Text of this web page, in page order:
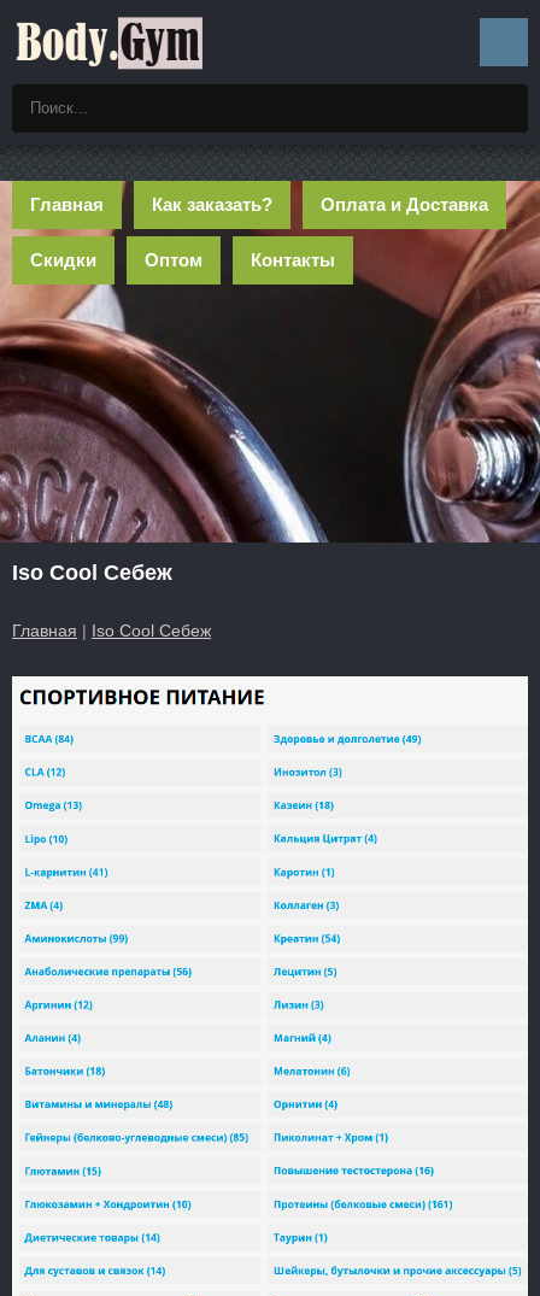
Главная Как заказать? Оплата и Доставка
Скидки Оптом Контакты
Iso Cool Себеж
Главная | Iso Cool Себеж